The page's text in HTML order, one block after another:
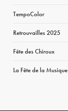
TempoColor
Retrouvailles 2025
Fête des Chiroux
La Fête de la Musique